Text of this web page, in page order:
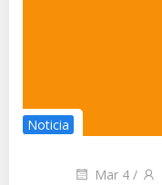
Noticia
Mar 4 /